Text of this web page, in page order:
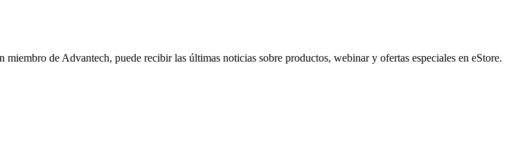
de Advantech, puede recibir las últimas noticias sobre productos, webinar y ofertas especiales en eStore.